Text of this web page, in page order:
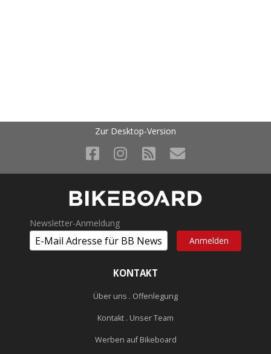
Zur Desktop-Version
Newsletter-Anmeldung
KONTAKT
Über uns . Offenlegung
Kontakt . Unser Team
Werben auf Bikeboard